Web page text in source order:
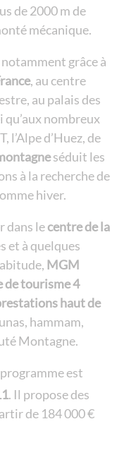
de 2000 m de
mécanique.
grâce à
, au centre
au palais des
qu’aux nombreux
l’Alpe d’Huez, de
séduit les
à la recherche de
hiver.
dans lecentre de la
et à quelques
MGM
de tourisme 4
haut de
hammam,
Montagne.
est
. Il propose des
de 184 000 €